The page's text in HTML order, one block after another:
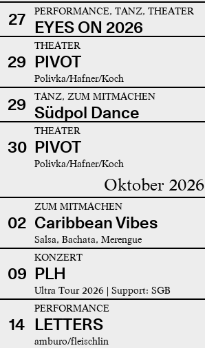
27 PERFORMANCE, TANZ, THEATER
EYES ON 2026
29
THEATER
PIVOT
Polivka/Hafner/Koch
29 TANZ, ZUM MITMACHEN
Südpol Dance
30
THEATER
PIVOT
Polivka/Hafner/Koch
Oktober 2026
02
ZUM MITMACHEN
Caribbean Vibes
Salsa, Bachata, Merengue
09
KONZERT
PLH
Ultra Tour 2026 | Support: SGB
14
PERFORMANCE
LETTERS
amburo/fleischlin